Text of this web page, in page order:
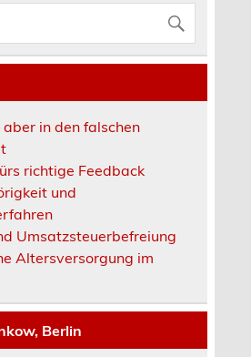
in den falschen
richtige Feedback
und
Umsatzsteuerbefreiung
Altersversorgung im
Berlin